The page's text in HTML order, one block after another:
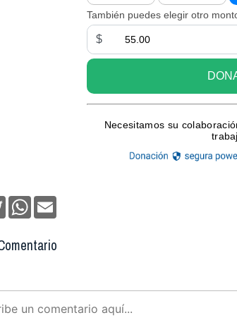
TwitterWhatsApp